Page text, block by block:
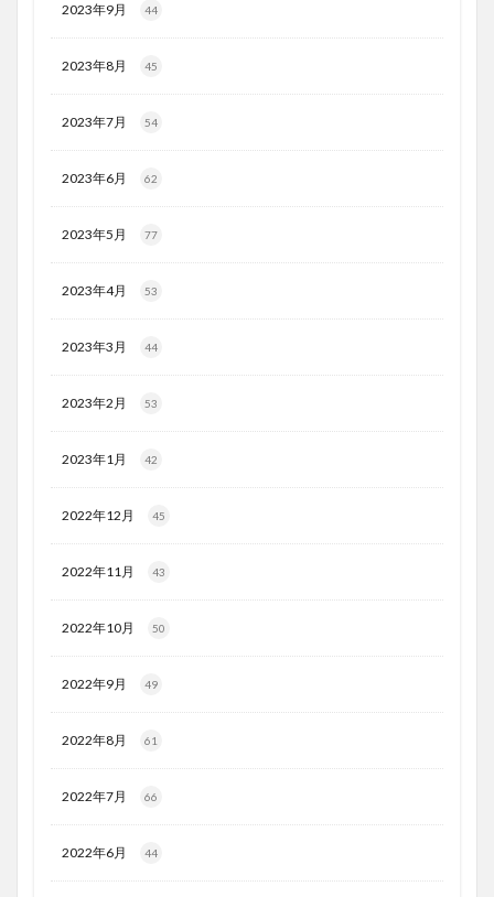
2023年9月 44
2023年8月 45
2023年7月 54
2023年6月 62
2023年5月 77
2023年4月 53
2023年3月 44
2023年2月 53
2023年1月 42
2022年12月 45
2022年11月 43
2022年10月 50
2022年9月 49
2022年8月 61
2022年7月 66
2022年6月 44